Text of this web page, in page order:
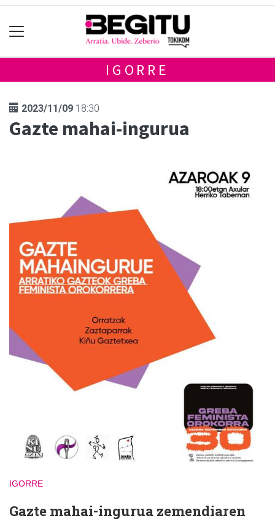
IGORRE
2023/11/09 18:30
Gazte mahai-ingurua
IGORRE
Gazte mahai-ingurua zemendiaren